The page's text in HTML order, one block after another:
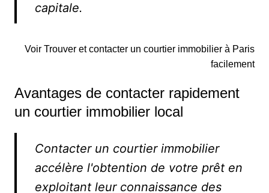
capitale.
Voir Trouver et contacter un courtier immobilier à Paris
facilement
Avantages de contacter rapidement
un courtier immobilier local
Contacter un courtier immobilier
accélère l'obtention de votre prêt en
exploitant leur connaissance des